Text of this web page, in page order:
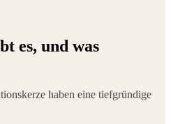
es, und was
haben eine tiefgründige